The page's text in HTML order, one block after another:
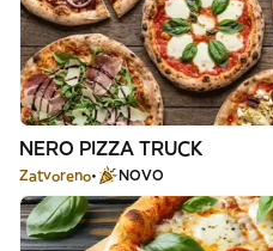
NERO PIZZA TRUCK
Zatvoreno NOVO